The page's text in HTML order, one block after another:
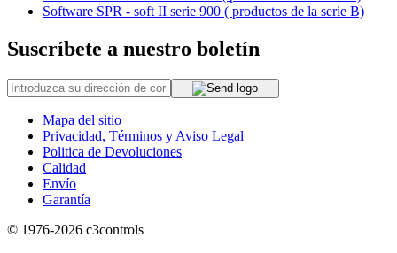
Software SPR - soft II serie 900 ( productos de la serie B)
Suscríbete a nuestro boletín
Mapa del sitio
Privacidad, Términos y Aviso Legal
Politica de Devoluciones
Calidad
Envío
Garantía
© 1976-2026 c3controls